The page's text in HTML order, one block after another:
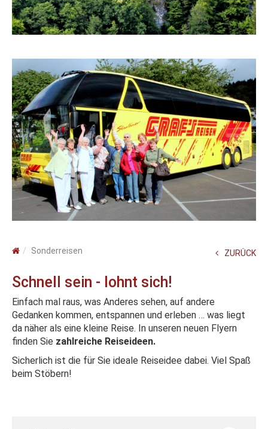
Sonderreisen ZURÜCK
Schnell sein - lohnt sich!
Einfach mal raus, was Anderes sehen, auf andere
Gedanken kommen, entspannen und erleben … was liegt
da näher als eine kleine Reise. In unseren neuen Flyern
finden Sie zahlreiche Reiseideen.
Sicherlich ist die für Sie ideale Reiseidee dabei. Viel Spaß
beim Stöbern!